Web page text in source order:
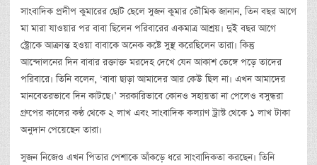
সাংবাদিক প্রদীপ কুমারের ছোট ছেলে সুজন কুমার ভৌমিক জানান, তিন বছর আগে
মা মারা যাওয়ার পর বাবা ছিলেন পরিবারের একমাত্র আশ্রয়। দুই বছর আগে
স্ট্রোকে আক্রান্ত হওয়া বাবাকে অনেক কষ্টে সুস্থ করেছিলেন তারা। কিন্তু
আন্দোলনের দিন বাবার রক্তাক্ত মরদেহ দেখে যেন আকাশ ভেঙ্গে পড়ে তাদের
পরিবারে। তিনি বলেন, ‘বাবা ছাড়া আমাদের আর কেউ ছিল না। এখন আমাদের
মানবেতরভাবে দিন কাটছে।’ সরকারিভাবে কোনও সহায়তা না পেলেও বসুন্ধরা
গ্রুপের কালের কণ্ঠ থেকে ২ লাখ এবং সাংবাদিক কল্যাণ ট্রাস্ট থেকে ১ লাখ টাকা
অনুদান পেয়েছেন তারা।
সুজন নিজেও এখন পিতার পেশাকে আঁকড়ে ধরে সাংবাদিকতা করছেন। তিনি